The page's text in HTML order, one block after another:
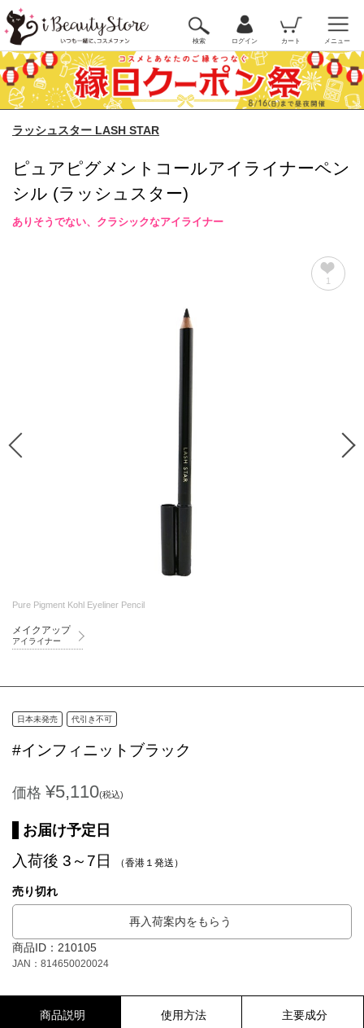
検索 ログイン カート メニュー
ラッシュスター LASH STAR
ピュアピグメントコールアイライナーペン
シル (ラッシュスター)
ありそうでない、クラシックなアイライナー
1
Pure Pigment Kohl Eyeliner Pencil
メイクアップ
アイライナー
日本未発売 代引き不可
#インフィニットブラック
価格 ¥5,110(税込)
お届け予定日
入荷後 3～7日 （香港１発送）
売り切れ
再入荷案内をもらう
商品ID：210105
JAN：814650020024
商品説明 使用方法 主要成分